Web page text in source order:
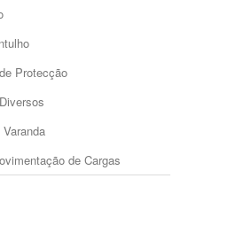
Protecção
de Cargas